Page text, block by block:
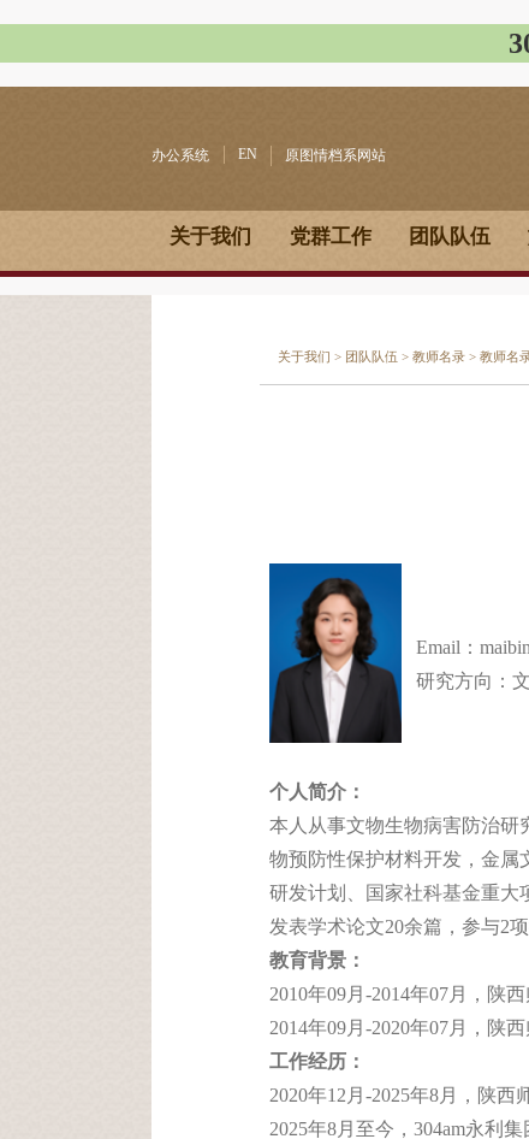
办公系统 EN 原图情档系网站
关于我们 党群工作 团队队伍
关于我们 > 团队队伍 >教师名录 >教师名
Email：
研究方向：
个人简介：
本人从事文物生物病害防治研
物预防性保护材料开发，金属
研发计划、国家社科基金重大
发表学术论文20余篇，参与2
教育背景：
2010年09月-2014年07月，陕
2014年09月-2020年07月，陕
工作经历：
2020年12月-2025年8月，陕西
2025年8月至今，304am永利